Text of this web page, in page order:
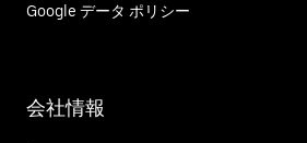
Google データ ポリシー
会社情報